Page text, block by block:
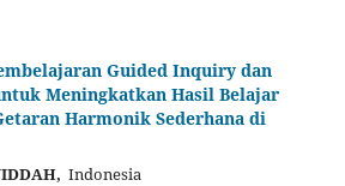
Guided Inquiry dan
Meningkatkan Hasil Belajar
Harmonik Sederhana di
Indonesia